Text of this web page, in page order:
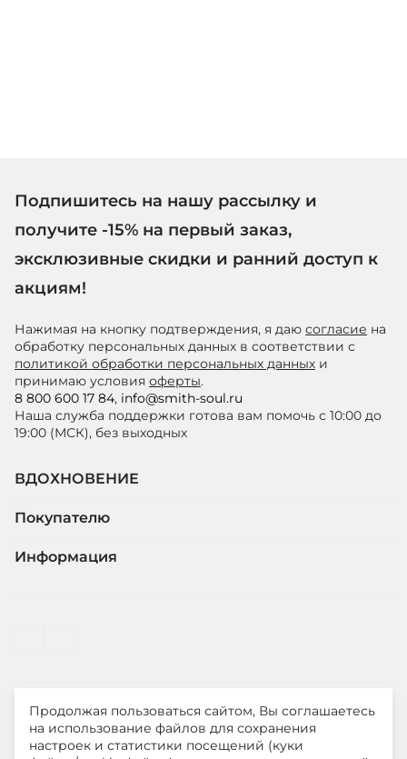
Подпишитесь на нашу рассылку и
получите -15% на первый заказ,
эксклюзивные скидки и ранний доступ к
акциям!
Нажимая на кнопку подтверждения, я даю согласие на
обработку персональных данных в соответствии с
политикой обработки персональных данных и
принимаю условия оферты.
8 800 600 17 84, info@smith-soul.ru
Наша служба поддержки готова вам помочь с 10:00 до
19:00 (МСК), без выходных
ВДОХНОВЕНИЕ
Покупателю
Информация
© ООО "ЛиМ Холдинг" 2026
Продолжая пользоваться сайтом, Вы соглашаетесь
на использование файлов для сохранения
настроек и статистики посещений (куки